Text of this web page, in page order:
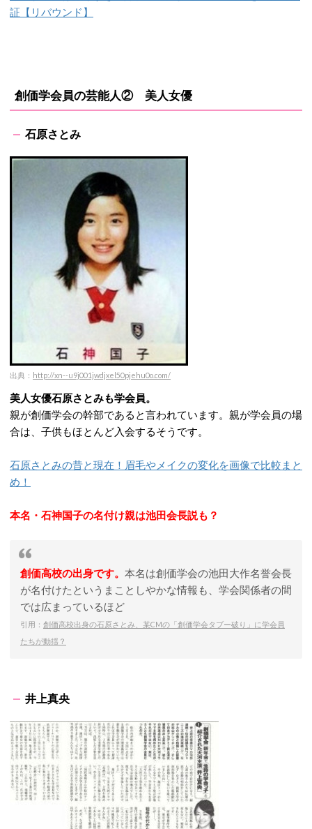
証【リバウンド】
創価学会員の芸能人② 美人女優
石原さとみ
出典： http://xn--u9j001jwdjxel50pjehu0o.com/
美人女優石原さとみも学会員。
親が創価学会の幹部であると言われています。親が学会員の場
合は、子供もほとんど入会するそうです。
石原さとみの昔と現在！眉毛やメイクの変化を画像で比較まと
め！
本名・石神国子の名付け親は池田会長説も？
創価高校の出身です。 本名は創価学会の池田大作名誉会長
が名付けたというまことしやかな情報も、学会関係者の間
では広まっているほど
引用： 創価高校出身の石原さとみ、某CMの「創価学会タブー破り」に学会員
たちが動揺？
井上真央